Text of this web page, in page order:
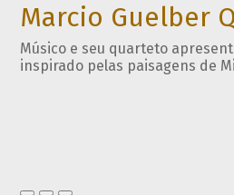
Marcio Guelber
Músico e seu quarteto
inspirado pelas paisagens de